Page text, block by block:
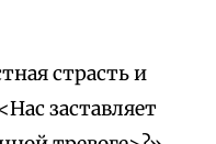
страсть и
заставляет